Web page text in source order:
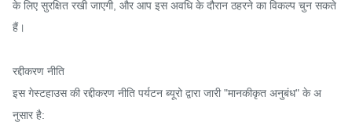
के लिए सुरक्षित रखी जाएगी, और आप इस अवधि के दौरान ठहरने का विकल्प चुन सकते
हैं।
रद्दीकरण नीति
इस गेस्टहाउस की रद्दीकरण नीति पर्यटन ब्यूरो द्वारा जारी "मानकीकृत अनुबंध" के अ
नुसार है: